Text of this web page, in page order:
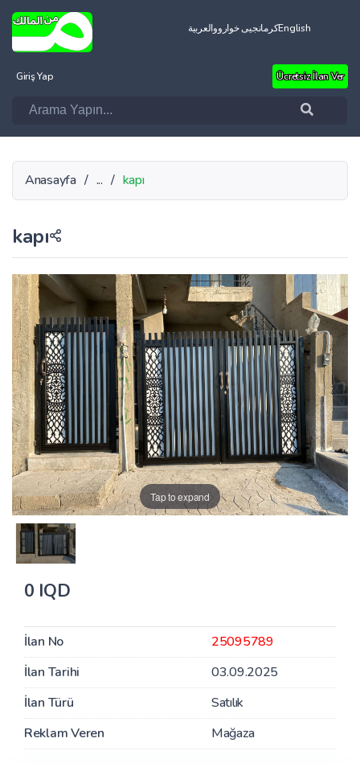
العربيةکرمانجیی خوارووEnglish
Giriş Yap Ücretsiz İlan Ver
Anasayfa / ... / kapı
kapı
Tap to expand
0 IQD
İlan No
25095789
İlan Tarihi
03.09.2025
İlan Türü
Satılık
Reklam Veren
Mağaza